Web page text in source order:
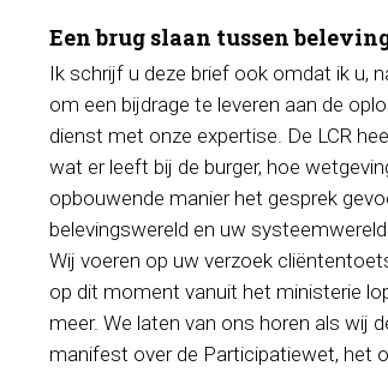
Een brug slaan tussen
Ik schrijf u deze brief ook omdat ik u,
om een bijdrage te leveren aan de
dienst met onze expertise. De LCR
wat er leeft bij de burger, hoe
opbouwende manier het gesprek
belevingswereld en uw
Wij voeren op uw verzoek
op dit moment vanuit het ministerie
meer. We laten van ons horen als wij
manifest over de Participatiewet, het